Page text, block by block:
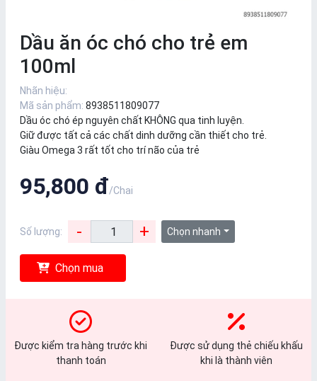
Dầu ăn óc chó cho trẻ em
100ml
Nhãn hiệu:
Mã sản phẩm: 8938511809077
Dầu óc chó ép nguyên chất KHÔNG qua tinh luyện.
Giữ được tất cả các chất dinh dưỡng cần thiết cho trẻ.
Giàu Omega 3 rất tốt cho trí não của trẻ
95,800 đ/Chai
Số lượng: - + Chọn nhanh
Chọn mua
Được kiểm tra hàng trước khi
thanh toán
Được sử dụng thẻ chiếu khấu
khi là thành viên